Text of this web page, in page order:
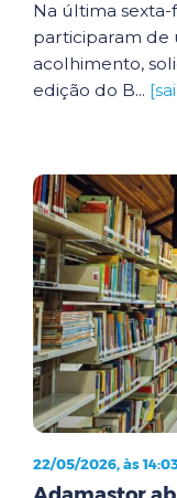
Na última sexta-
participaram de
acolhimento,
edição do B...
22/05/2026, às